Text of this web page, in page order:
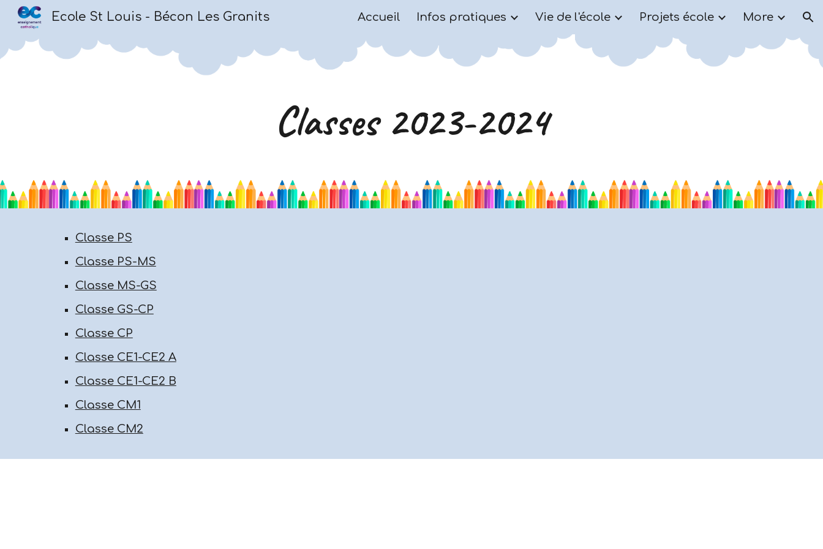
Skip to main content Skip to navigation
Ecole St Louis - Bécon Les Granits Accueil Infos pratiques Vie de l'école Projets école More
Classes 2023-2024
Classe PS
Classe PS-MS
Classe MS-GS
Classe GS-CP
Classe CP
Classe CE1-CE2 A
Classe CE1-CE2 B
Classe CM1
Classe CM2